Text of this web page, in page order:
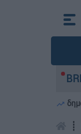
στο
┋